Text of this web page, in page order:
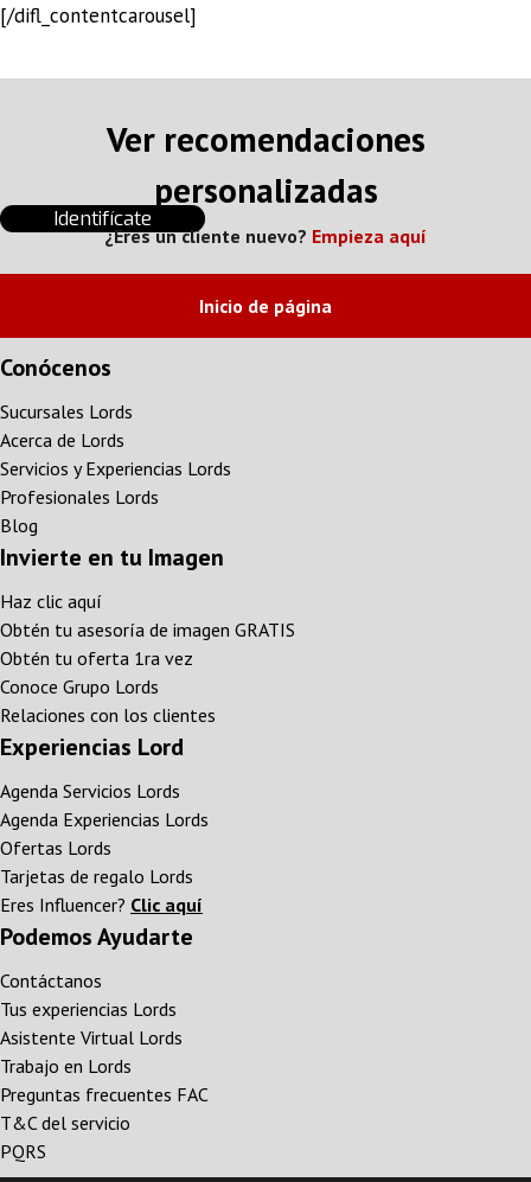
[/difl_contentcarousel]
Ver recomendaciones
personalizadas
Identifícate
¿Eres un cliente nuevo? Empieza aquí
Inicio de página
Conócenos
Sucursales Lords
Acerca de Lords
Servicios y Experiencias Lords
Profesionales Lords
Blog
Invierte en tu Imagen
Haz clic aquí
Obtén tu asesoría de imagen GRATIS
Obtén tu oferta 1ra vez
Conoce Grupo Lords
Relaciones con los clientes
Experiencias Lord
Agenda Servicios Lords
Agenda Experiencias Lords
Ofertas Lords
Tarjetas de regalo Lords
Eres Influencer? Clic aquí
Podemos Ayudarte
Contáctanos
Tus experiencias Lords
Asistente Virtual Lords
Trabajo en Lords
Preguntas frecuentes FAC
T&C del servicio
PQRS